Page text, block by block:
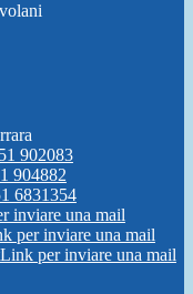
902083
904882
6831354
inviare una mail
per inviare una mail
Link per inviare una mail